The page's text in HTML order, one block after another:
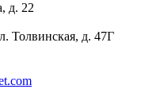
д. 22
Толвинская, д. 47Г